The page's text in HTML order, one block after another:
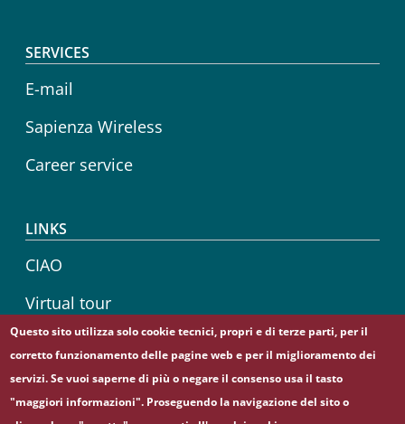
SERVICES
E-mail
Sapienza Wireless
Career service
LINKS
CIAO
Virtual tour
Sapienza Store
Questo sito utilizza solo cookie tecnici, propri e di terze parti, per il
corretto funzionamento delle pagine web e per il miglioramento dei
servizi. Se vuoi saperne di più o negare il consenso usa il tasto
"maggiori informazioni". Proseguendo la navigazione del sito o